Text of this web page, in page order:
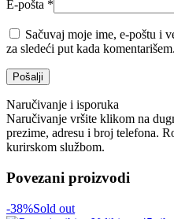
E-pošta *
Sačuvaj moje ime, e-poštu i
za sledeći put kada komentarišem.
Naručivanje i isporuka
Naručivanje vršite klikom na
prezime, adresu i broj telefona.
kurirskom službom.
Povezani proizvodi
-38%Sold out